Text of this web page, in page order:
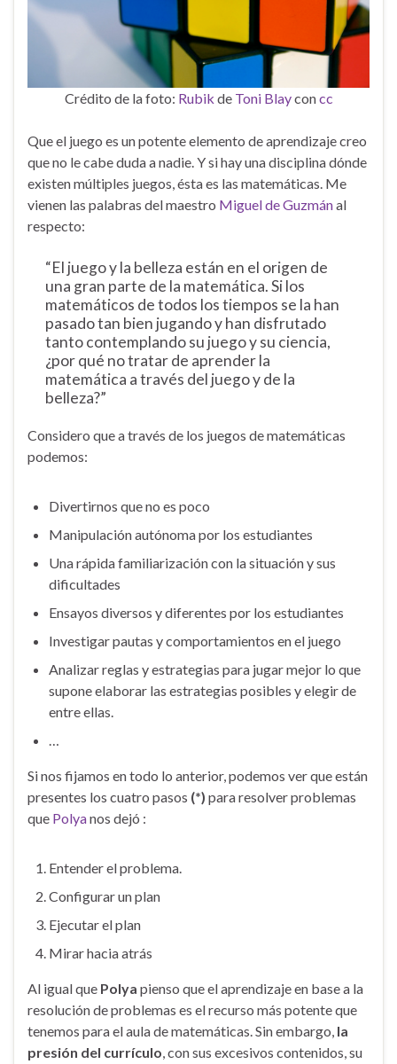
Crédito de la foto: Rubik de Toni Blayconcc
Que el juego es un potente elemento de aprendizaje creo
que no le cabe duda a nadie. Y si hay una disciplina dónde
existen múltiples juegos, ésta es las matemáticas. Me
vienen las palabras del maestro Miguel de Guzmánal
respecto:
“El juego y la belleza están en el origen de
una gran parte de la matemática. Si los
matemáticos de todos los tiempos se la han
pasado tan bien jugando y han disfrutado
tanto contemplando su juego y su ciencia,
¿por qué no tratar de aprender la
matemática a través del juego y de la
belleza?”
Considero que a través de los juegos de matemáticas
podemos:
Divertirnos que no es poco
Manipulación autónoma por los estudiantes
Una rápida familiarización con la situación y sus
dificultades
Ensayos diversos y diferentes por los estudiantes
Investigar pautas y comportamientos en el juego
Analizar reglas y estrategias para jugar mejor lo que
supone elaborar las estrategias posibles y elegir de
entre ellas.
…
Si nos fijamos en todo lo anterior, podemos ver que están
presentes los cuatro pasos (*) para resolver problemas
que Polyanos dejó :
Entender el problema.
Configurar un plan
Ejecutar el plan
Mirar hacia atrás
Al igual que Polya pienso que el aprendizaje en base a la
resolución de problemas es el recurso más potente que
tenemos para el aula de matemáticas. Sin embargo, la
presión del currículo, con sus excesivos contenidos, su